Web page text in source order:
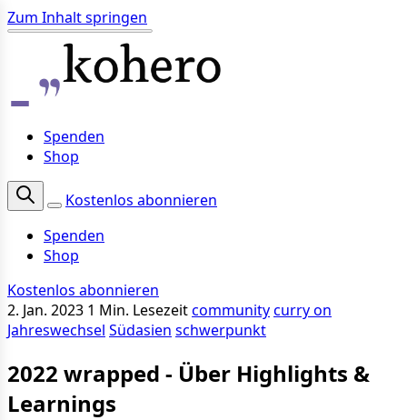
Zum Inhalt springen
Spenden
Shop
Kostenlos abonnieren
Spenden
Shop
Kostenlos abonnieren
2. Jan. 2023 1 Min. Lesezeitcommunitycurry on
Jahreswechsel Südasien schwerpunkt
2022 wrapped - Über Highlights &
Learnings